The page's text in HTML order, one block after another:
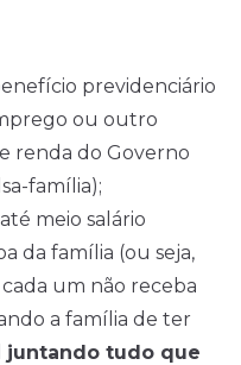
previdenciário
ou outro
renda do Governo
família);
meio salário
da família (ou seja,
um não receba
a família de ter
juntando tudo que